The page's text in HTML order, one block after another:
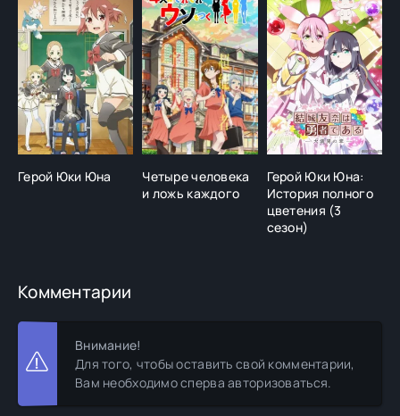
Герой Юки Юна
Четыре человека
и ложь каждого
Герой Юки Юна:
История полного
цветения (3
сезон)
Комментарии
Внимание!
Для того, чтобы оставить свой комментарии,
Вам необходимо сперва авторизоваться.